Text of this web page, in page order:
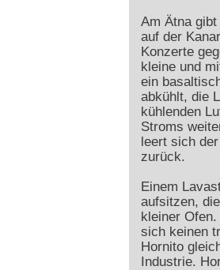
Am Ätna
auf der
Konzerte
kleine und
ein
abkühlt, die
kühlenden
Stroms
leert sich
zurück.
Einem
aufsitzen,
kleiner
sich keinen
Hornito
Industrie.